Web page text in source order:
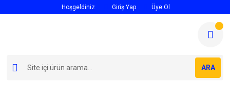
Hoşgeldiniz Giriş Yap Üye Ol
ARA